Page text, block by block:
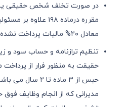
در صورت تخلف شخص حقیقی یا
مقرره درماده ١٩٨
معادل ٢٠% مالیات پرداخت نشده خواهد بود.
تنظیم ترازنامه و حساب سود و
حقیقت به منظور فرار از
حبس از ٣ ماده تا
مدیرانی که از انجام وظایف